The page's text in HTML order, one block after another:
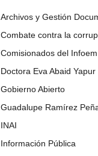
Archivos y Gestión
Combate contra la
Comisionados del Infoem
Doctora Eva Abaid Yapur
Gobierno Abierto
Guadalupe Ramírez
INAI
Información Pública